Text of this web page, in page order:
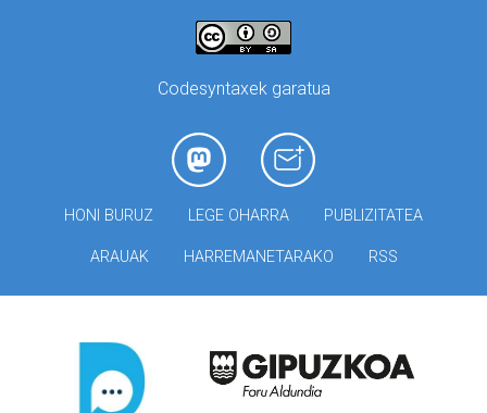
Codesyntaxek garatua
HONI BURUZ LEGE OHARRA PUBLIZITATEA
ARAUAK HARREMANETARAKO RSS